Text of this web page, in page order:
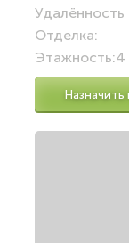
Отделка:
Этажность:4